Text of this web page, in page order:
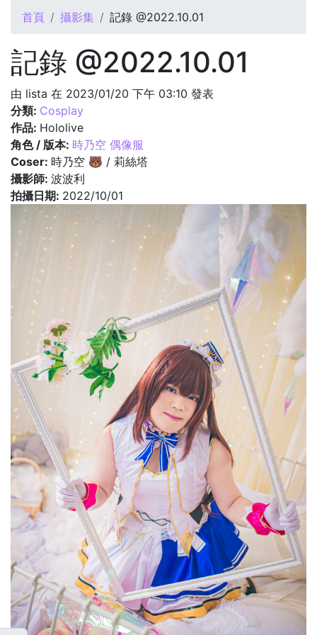
您在這裡
首頁 攝影集 記錄 @2022.10.01
記錄 @2022.10.01
由 lista 在 2023/01/20 下午 03:10 發表
分類: Cosplay
作品: Hololive
角色 / 版本: 時乃空 偶像服
Coser: 時乃空 🐻 / 莉絲塔
攝影師: 波波利
拍攝日期: 2022/10/01